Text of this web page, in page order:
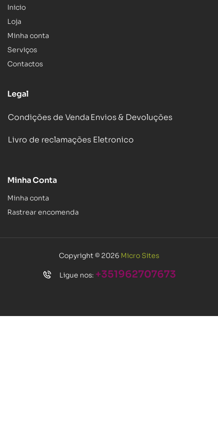
Inicio
Loja
Minha conta
Serviços
Contactos
Legal
Condições de VendaEnvios & Devoluções
Livro de reclamações Eletronico
Minha Conta
Minha conta
Rastrear encomenda
Copyright © 2026 Micro Sites
Ligue nos: +351962707673